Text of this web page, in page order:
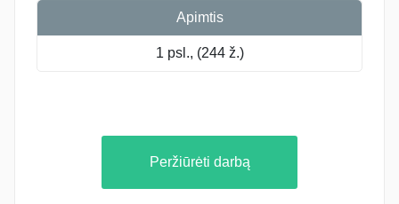
Apimtis
1 psl., (244 ž.)
Peržiūrėti darbą